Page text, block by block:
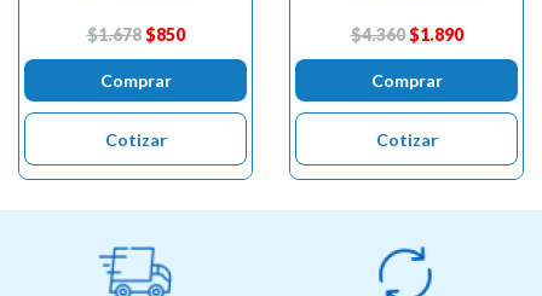
$1.678 $850
Comprar
Cotizar
$4.360 $1.890
Comprar
Cotizar